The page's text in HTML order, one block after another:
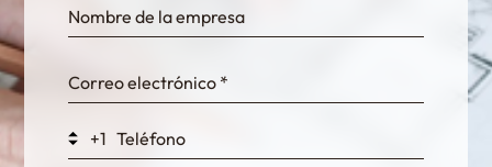
bn1q0rrvUn2bmwl
WEK7sP7DXp5OiEV
+1